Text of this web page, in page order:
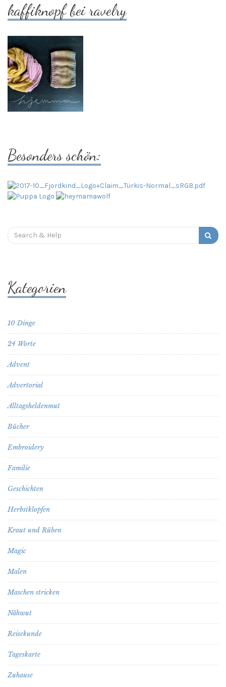
kaffiknopf bei ravelry
Besonders schön:
Search
for:
Kategorien
10 Dinge
24 Worte
Advent
Advertorial
Alltagsheldenmut
Bücher
Embroidery
Familie
Geschichten
Herbstklopfen
Kraut und Rüben
Magic
Malen
Maschen stricken
Nähwut
Reisekunde
Tageskarte
Zuhause